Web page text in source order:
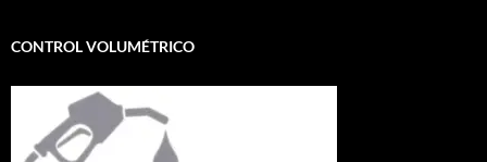
CONTROL VOLUMÉTRICO